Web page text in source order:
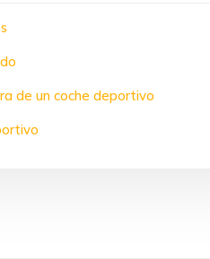
de un coche deportivo